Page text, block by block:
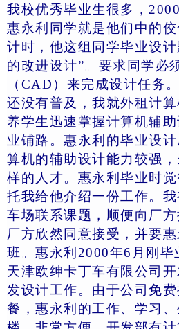
我校优秀毕业生很多，
惠永利同学就是他们中的
计时，他这组同学毕业设
的改进设计”。要求同学必
（CAD）来完成设计任务
还没有普及，我就外租计
养学生迅速掌握计算机辅
业铺路。惠永利的毕业设
算机的辅助设计能力较强
样的人才。惠永利毕业时
托我给他介绍一份工作。
车场联系课题，顺便向厂方
厂方欣然同意接受，并要
班。惠永利2000年6月刚毕
天津欧绅卡丁车有限公司
发设计工作。由于公司免
餐，惠永利的工作、学习